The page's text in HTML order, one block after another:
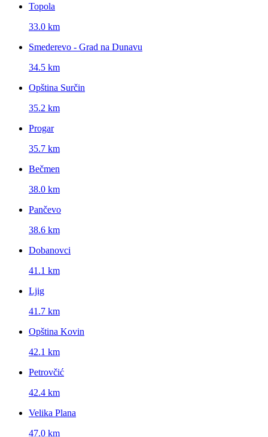
Topola
33.0 km
Smederevo - Grad na Dunavu
34.5 km
Opština Surčin
35.2 km
Progar
35.7 km
Bečmen
38.0 km
Pančevo
38.6 km
Dobanovci
41.1 km
Ljig
41.7 km
Opština Kovin
42.1 km
Petrovčić
42.4 km
Velika Plana
47.0 km